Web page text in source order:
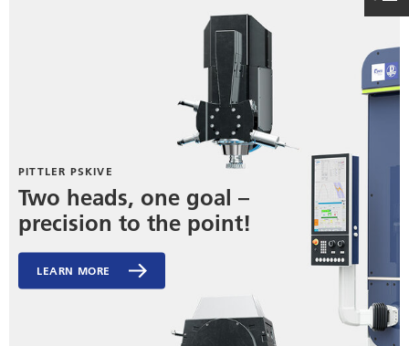
PITTLER PSKIVE
Two heads, one goal –
precision to the point!
LEARN MORE